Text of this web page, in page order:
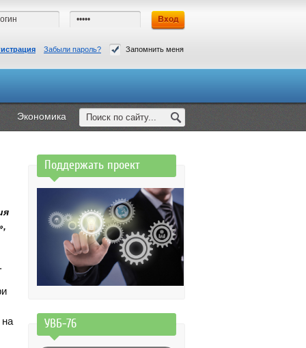
Забыли пароль? Запомнить меня
Экономика
Поддержать проект
УВБ-76